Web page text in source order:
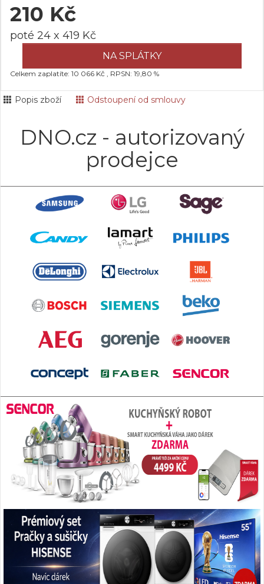
210 Kč
poté 24 x 419 Kč
NA SPLÁTKY
Celkem zaplatíte: 10 066 Kč , RPSN: 19,80 %
Popis zboží Odstoupení od smlouvy
DNO.cz - autorizovaný
prodejce